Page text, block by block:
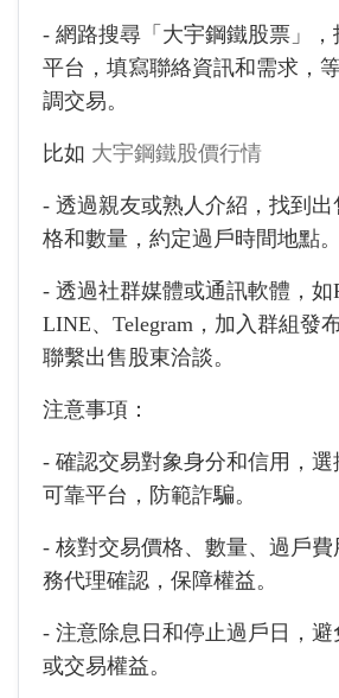
- 網路搜尋「大宇鋼鐵股票」
平台，填寫聯絡資訊和需求，
調交易。
比如 大宇鋼鐵股價行情
- 透過親友或熟人介紹，找到
格和數量，約定過戶時間地點。
- 透過社群媒體或通訊軟體，如
LINE、Telegram，加入群組發
聯繫出售股東洽談。
注意事項：
- 確認交易對象身分和信用，
可靠平台，防範詐騙。
- 核對交易價格、數量、過戶
務代理確認，保障權益。
- 注意除息日和停止過戶日，
或交易權益。